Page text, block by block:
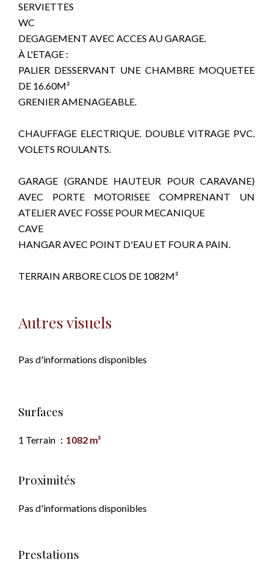
SERVIETTES
WC
DEGAGEMENT AVEC ACCES AU GARAGE.
À L'ETAGE :
PALIER DESSERVANT UNE CHAMBRE MOQUETEE
DE 16.60M²
GRENIER AMENAGEABLE.
CHAUFFAGE ELECTRIQUE. DOUBLE VITRAGE PVC.
VOLETS ROULANTS.
GARAGE (GRANDE HAUTEUR POUR CARAVANE)
AVEC PORTE MOTORISEE COMPRENANT UN
ATELIER AVEC FOSSE POUR MECANIQUE
CAVE
HANGAR AVEC POINT D'EAU ET FOUR A PAIN.
TERRAIN ARBORE CLOS DE 1082M²
Autres visuels
Pas d'informations disponibles
Surfaces
1 Terrain 1082 m²
Proximités
Pas d'informations disponibles
Prestations